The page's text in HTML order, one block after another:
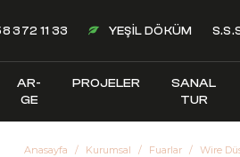
372 11 33 YEŞIL DÖKÜM
AR-
GE
PROJELER
SANAL
TUR
Anasayfa Kurumsal Fuarlar Wire